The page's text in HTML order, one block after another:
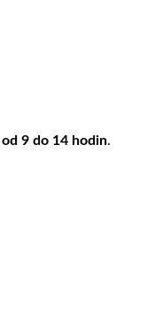
9 do 14 hodin.